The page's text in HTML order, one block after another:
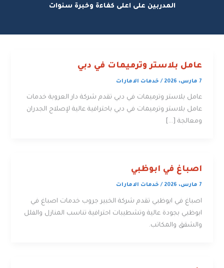
المدربين على اعلى كفاءة وخبرة سنوات
عامل بلاستر وترميمات في دبي
7 مارس، 2026 / خدمات الامارات
عامل بلاستر وترميمات في دبي تقدم شركة دار العروبة خدمات
عامل بلاستر وترميمات في دبي باحترافية عالية لإصلاح الجدران
ومعالجة […]
اصباغ في ابوظبي
7 مارس، 2026 / خدمات الامارات
اصباغ في ابوظبي تقدم شركة الخبير جروب خدمات اصباغ في
ابوظبي بجودة عالية وتشطيبات احترافية تناسب المنازل والفلل
والشقق والمكاتب.